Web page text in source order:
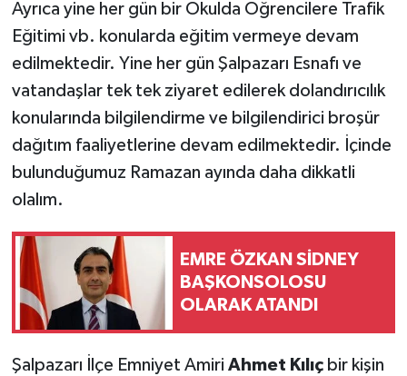
Ayrıca yine her gün bir Okulda Öğrencilere Trafik
Eğitimi vb. konularda eğitim vermeye devam
edilmektedir. Yine her gün Şalpazarı Esnafı ve
vatandaşlar tek tek ziyaret edilerek dolandırıcılık
konularında bilgilendirme ve bilgilendirici broşür
dağıtım faaliyetlerine devam edilmektedir. İçinde
bulunduğumuz Ramazan ayında daha dikkatli
olalım.
EMRE ÖZKAN SİDNEY
BAŞKONSOLOSU
OLARAK ATANDI
Şalpazarı İlçe Emniyet Amiri Ahmet Kılıçbir kişin